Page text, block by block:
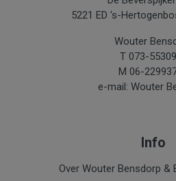
5221 ED 's-
Wouter
T 073-
M 06-
e-mail: Wouter
Info
Over Wouter Bensdorp &